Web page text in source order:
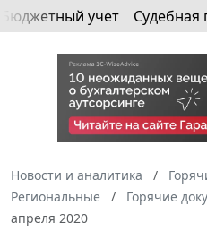
Бюджетный учет Судебная
Новости и аналитика
Региональные
Горячие
апреля 2020